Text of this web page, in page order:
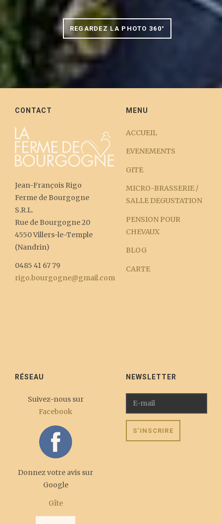
REGARDEZ LA PHOTO 360°
CONTACT
Jean-François Rigo
Ferme de Bourgogne
S.R.L.
Rue de Bourgogne 20
4550 Villers-le-Temple
(Nandrin)
0485 41 67 79
rigo.bourgogne@gmail.com
MENU
ACCUEIL
EVENEMENTS
GITE
MICRO-BRASSERIE /
SALLE DEGUSTATION
PENSION POUR
CHEVAUX
BLOG
CARTE
RÉSEAU
Suivez-nous sur
Facebook
Donnez votre avis sur
Google
Gîte
NEWSLETTER